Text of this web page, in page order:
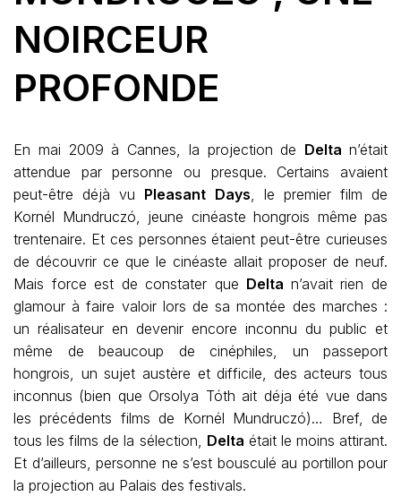
NOIRCEUR
PROFONDE
En mai 2009 à Cannes, la projection de Deltan’était
attendue par personne ou presque. Certains avaient
peut-être déjà vu Pleasant Days, le premier film de
Kornél Mundruczó, jeune cinéaste hongrois même pas
trentenaire. Et ces personnes étaient peut-être curieuses
de découvrir ce que le cinéaste allait proposer de neuf.
Mais force est de constater que Delta n’avait rien de
glamour à faire valoir lors de sa montée des marches :
un réalisateur en devenir encore inconnu du public et
même de beaucoup de cinéphiles, un passeport
hongrois, un sujet austère et difficile, des acteurs tous
inconnus (bien que Orsolya Tóth ait déja été vue dans
les précédents films de Kornél Mundruczó)… Bref, de
tous les films de la sélection, Delta était le moins attirant.
Et d’ailleurs, personne ne s’est bousculé au portillon pour
la projection au Palais des festivals.